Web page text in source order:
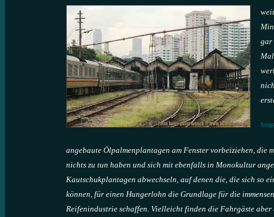
gar
angebaute Ölpalmenplantagen am Fenster vorbeiziehen, die
nichts zu tun haben und sich mit ebenfalls in Monokultur
Kautschukplantagen abwechseln, auf denen die, die sich so
können, für einen Hungerlohn die Grundlage für die
Reifenindustrie schaffen. Vielleicht finden die Fahrgäste